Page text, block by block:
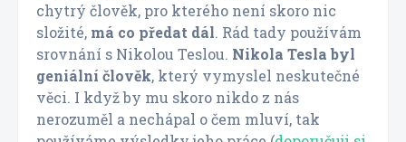
chytrý člověk, pro kterého není skoro nic
složité, má co předat dál. Rád tady používám
srovnání s Nikolou Teslou. Nikola Tesla byl
geniální člověk, který vymyslel neskutečné
věci. I když by mu skoro nikdo z nás
nerozuměl a nechápal o čem mluví, tak